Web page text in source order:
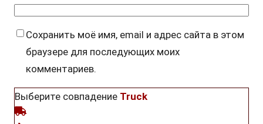
Сохранить моё имя, email и адрес сайта в этом
браузере для последующих моих
комментариев.
Выберите совпадение Truck